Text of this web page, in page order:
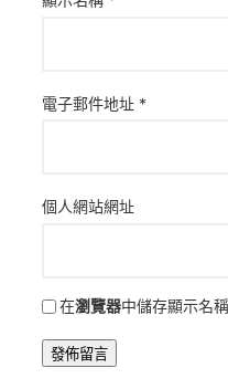
電子郵件地址 *
個人網站網址
在瀏覽器中儲存顯示名